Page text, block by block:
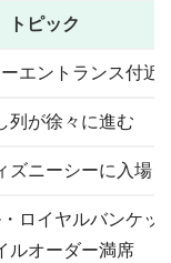
トピック
エントランス付近
列が徐々に進む
ズニーシーに入場
ロイヤルバンケッ
ルオーダー満席